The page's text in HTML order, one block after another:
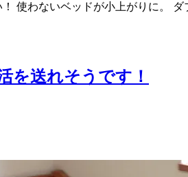
使わないベッドが小上がりに。
を送れそうです！